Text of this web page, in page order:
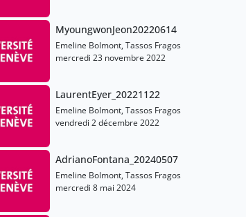
MyoungwonJeon20220614
Emeline Bolmont, Tassos Fragos
mercredi 23 novembre 2022
LaurentEyer_20221122
Emeline Bolmont, Tassos Fragos
vendredi 2 décembre 2022
AdrianoFontana_20240507
Emeline Bolmont, Tassos Fragos
mercredi 8 mai 2024